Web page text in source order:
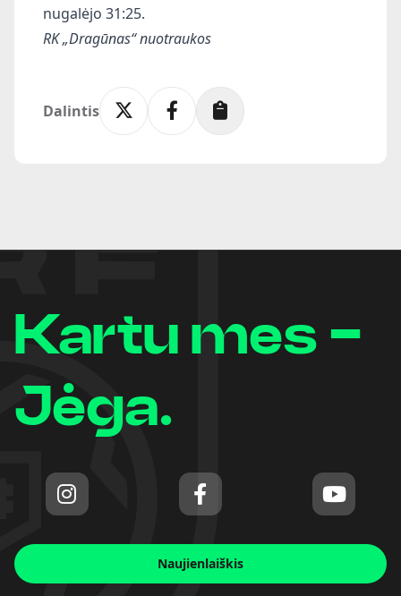
nugalėjo 31:25.
RK „Dragūnas“ nuotraukos
Dalintis
Kartu mes -
Jėga.
Naujienlaiškis